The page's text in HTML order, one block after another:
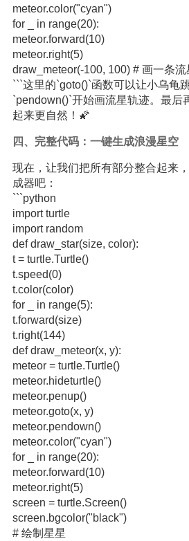
meteor.color("cyan")
for _ in range(20):
meteor.forward(10)
meteor.right(5)
draw_meteor(-100, 100) # 画一条流
```这里的`goto()`函数可以让小乌龟
`pendown()`开始画流星轨迹。最后
起来更自然！🌠
四、完整代码：一键生成浪漫星空
现在，让我们把所有部分整合起来
成器吧：
```python
import turtle
import random
def draw_star(size, color):
t = turtle.Turtle()
t.speed(0)
t.color(color)
for _ in range(5):
t.forward(size)
t.right(144)
def draw_meteor(x, y):
meteor = turtle.Turtle()
meteor.hideturtle()
meteor.penup()
meteor.goto(x, y)
meteor.pendown()
meteor.color("cyan")
for _ in range(20):
meteor.forward(10)
meteor.right(5)
screen = turtle.Screen()
screen.bgcolor("black")
# 绘制星星